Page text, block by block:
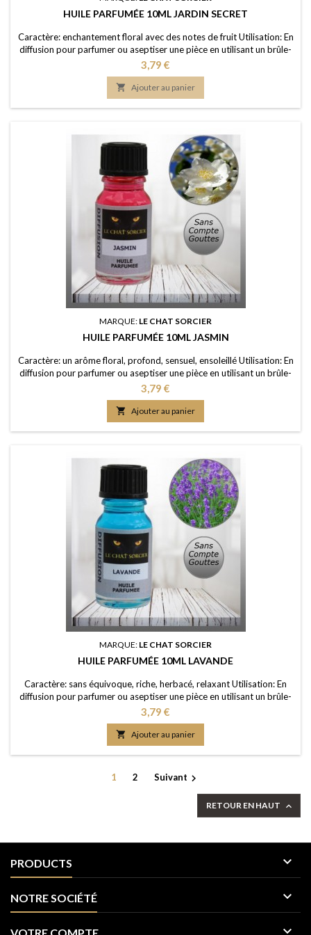
HUILE PARFUMÉE 10ML JARDIN SECRET
Caractère: enchantement floral avec des notes de fruit Utilisation: En
diffusion pour parfumer ou aseptiser une pièce en utilisant un brûle-
parfum ou un diffuseur (diluée dans de l'eau); dans un pot-pourri ou
sur les fleurs séchées; en ajoutant à vos lessives ou votre eau de
ménage Elaboration: Une huile de parfum de première qualité,
portée dans...
Prix
3,79 €
 Ajouter au panier
MARQUE: LE CHAT SORCIER
HUILE PARFUMÉE 10ML JASMIN
Caractère: un arôme floral, profond, sensuel, ensoleillé Utilisation: En
diffusion pour parfumer ou aseptiser une pièce en utilisant un brûle-
parfum ou un diffuseur (diluée dans de l'eau); dans un pot-pourri ou
sur les fleurs séchées; en ajoutant à vos lessives ou votre eau de
ménage Elaboration: Une huile de parfum de première qualité,
portée dans...
Prix
3,79 €
 Ajouter au panier
MARQUE: LE CHAT SORCIER
HUILE PARFUMÉE 10ML LAVANDE
Caractère: sans équivoque, riche, herbacé, relaxant Utilisation: En
diffusion pour parfumer ou aseptiser une pièce en utilisant un brûle-
parfum ou un diffuseur (diluée dans de l'eau); dans un pot-pourri ou
sur les fleurs séchées; en ajoutant à vos lessives ou votre eau de
ménage Elaboration: Une huile de parfum de première qualité,
portée dans une huile...
Prix
3,79 €
 Ajouter au panier
1 2 Suivant 
RETOUR EN HAUT 
PRODUCTS 
NOTRE SOCIÉTÉ 